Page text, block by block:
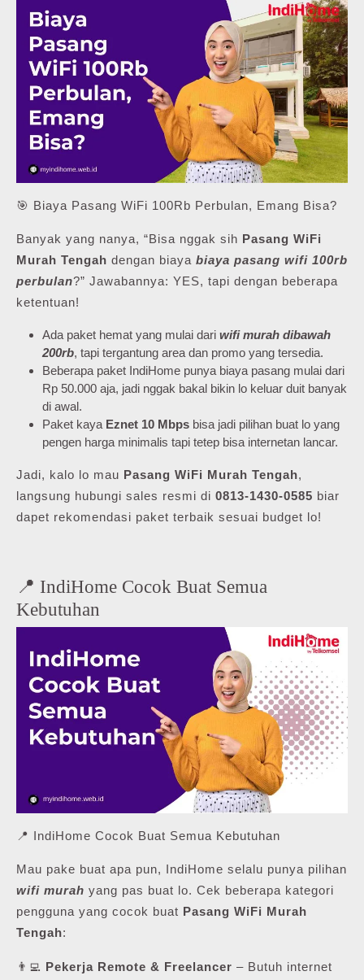
🎯 Biaya Pasang WiFi 100Rb Perbulan, Emang Bisa?
Banyak yang nanya, “Bisa nggak sih Pasang WiFi
Murah Tengah dengan biaya biaya pasang wifi 100rb
perbulan?” Jawabannya: YES, tapi dengan beberapa
ketentuan!
Ada paket hemat yang mulai dari wifi murah dibawah
200rb, tapi tergantung area dan promo yang tersedia.
Beberapa paket IndiHome punya biaya pasang mulai dari
Rp 50.000 aja, jadi nggak bakal bikin lo keluar duit banyak
di awal.
Paket kaya Eznet 10 Mbps bisa jadi pilihan buat lo yang
pengen harga minimalis tapi tetep bisa internetan lancar.
Jadi, kalo lo mau Pasang WiFi Murah Tengah,
langsung hubungi sales resmi di 0813-1430-0585 biar
dapet rekomendasi paket terbaik sesuai budget lo!
📍 IndiHome Cocok Buat Semua
Kebutuhan
📍 IndiHome Cocok Buat Semua Kebutuhan
Mau pake buat apa pun, IndiHome selalu punya pilihan
wifi murah yang pas buat lo. Cek beberapa kategori
pengguna yang cocok buat Pasang WiFi Murah
Tengah:
👨‍💻 Pekerja Remote & Freelancer – Butuh internet